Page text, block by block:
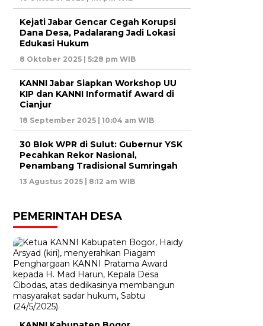
Kejati Jabar Gencar Cegah Korupsi
Dana Desa, Padalarang Jadi Lokasi
Edukasi Hukum
8 Oktober 2025 | 5:28 pm WIB
KANNI Jabar Siapkan Workshop UU
KIP dan KANNI Informatif Award di
Cianjur
18 September 2025 | 10:04 am WIB
30 Blok WPR di Sulut: Gubernur YSK
Pecahkan Rekor Nasional,
Penambang Tradisional Sumringah
13 Agustus 2025 | 8:12 am WIB
PEMERINTAH DESA